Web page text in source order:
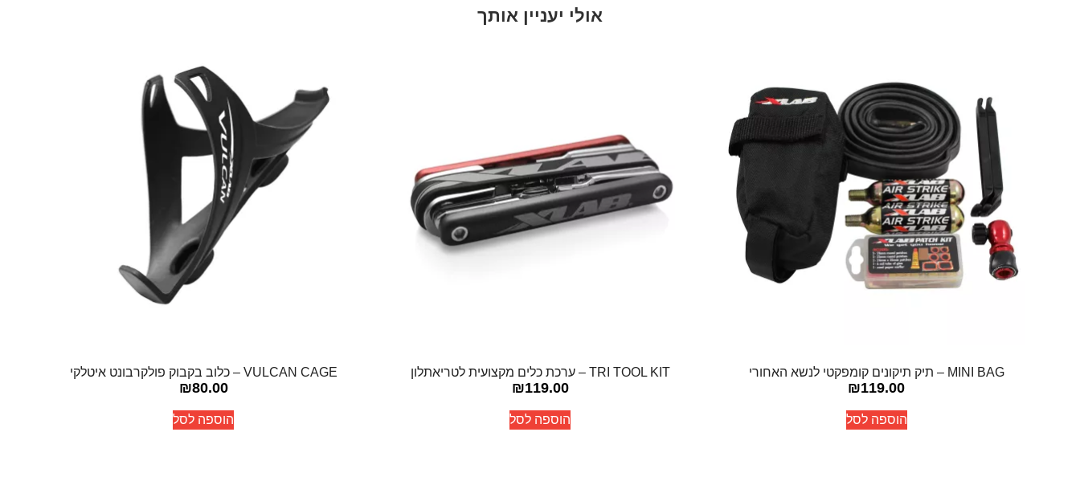
אולי יעניין אותך
MINI BAG – תיק תיקונים קומפקטי לנשא האחורי
₪119.00
הוספה לסל
TRI TOOL KIT – ערכת כלים מקצועית לטריאתלון
₪119.00
הוספה לסל
VULCAN CAGE – כלוב בקבוק פולקרבונט איטלקי
₪80.00
הוספה לסל